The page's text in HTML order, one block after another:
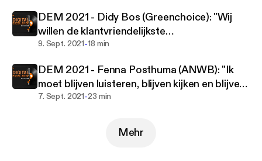
DEM 2021 - Didy Bos (Greenchoice): "Wij
willen de klantvriendelijkste
energieleverancier zijn"
9. Sept. 2021-18 min
DEM 2021 - Fenna Posthuma (ANWB): "Ik
moet blijven luisteren, blijven kijken en blijven
testen!"
7. Sept. 2021-23 min
Mehr